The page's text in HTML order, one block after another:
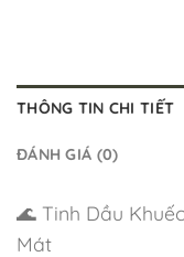
THÔNG TIN CHI TIẾT
ĐÁNH GIÁ (0)
🌊 Tinh Dầu
Mát